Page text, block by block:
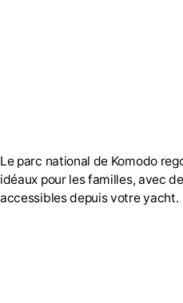
Le parc national de Komodo
idéaux pour les familles, avec
accessibles depuis votre yacht.